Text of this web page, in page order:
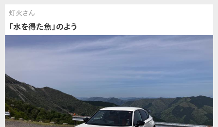
灯火さん
「水を得た魚」のよう